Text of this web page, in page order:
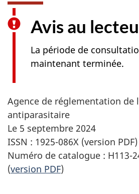
Avis au
La période de
maintenant terminée.
Agence de réglementation de
antiparasitaire
Le 5 septembre 2024
ISSN : 1925-086X (version PDF)
Numéro de catalogue : H113-
(version PDF)